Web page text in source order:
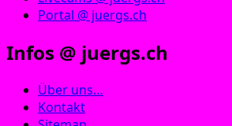
Portal @ juergs.ch
Infos @ juergs.ch
Über uns…
Kontakt